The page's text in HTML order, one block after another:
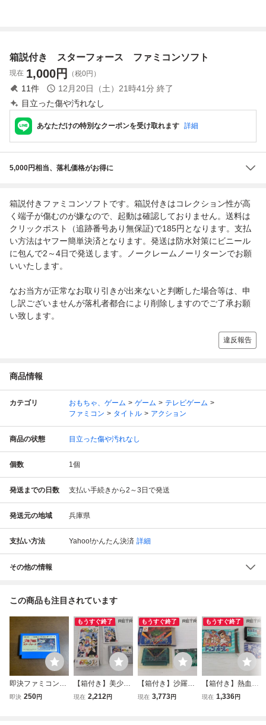
箱説付き スターフォース ファミコンソフト
現在 1,000円 （税0円）
11件 12月20日（土）21時41分 終了
目立った傷や汚れなし
あなただけの特別なクーポンを受け取れます 詳細
5,000円相当、落札価格がお得に
箱説付きファミコンソフトです。箱説付きはコレクション性が高
く端子が傷むのが嫌なので、起動は確認しておりません。送料は
クリックポスト（追跡番号あり無保証)で185円となります。支払
い方法はヤフー簡単決済となります。発送は防水対策にビニール
に包んで2～4日で発送します。ノークレームノーリターンでお願
いいたします。
なお当方が正常なお取り引きが出来ないと判断した場合等は、申
し訳ございませんが落札者都合により削除しますのでご了承お願
い致します。
違反報告
商品情報
カテゴリ おもちゃ、ゲーム ゲーム
テレビゲーム
ファミコン
タイトル アクション
商品の状態 目立った傷や汚れなし
個数 1個
発送までの日数 支払い手続きから2～3日で発送
発送元の地域 兵庫県
支払い方法 Yahoo!かんたん決済 詳細
その他の情報
この商品も注目されています
即決ファミコンソ
フト スターフォー
即決 250円
もうすぐ終了
【箱付き】美少女
戦士セーラームー
現在 2,212円
もうすぐ終了
【箱付き】沙羅曼
蛇 ファミコン FC
現在 3,773円
もうすぐ終了
【箱付き】熱血高
校ドッジボール部
現在 1,336円